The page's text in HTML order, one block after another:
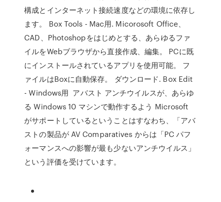
構成とインターネット接続速度などの環境に依存し
ます。 Box Tools - Mac用. Micorosoft Office、
CAD、Photoshopをはじめとする、あらゆるファ
イルをWebブラウザから直接作成、編集。 PCに既
にインストールされているアプリを使用可能。 フ
ァイルはBoxに自動保存。 ダウンロード. Box Edit
- Windows用 アバスト アンチウイルスが、あらゆ
る Windows 10 マシンで動作するよう Microsoft
がサポートしているということはすなわち、「アバ
ストの製品が AV Comparatives からは「PC パフ
ォーマンスへの影響が最も少ないアンチウイルス」
という評価を受けています。